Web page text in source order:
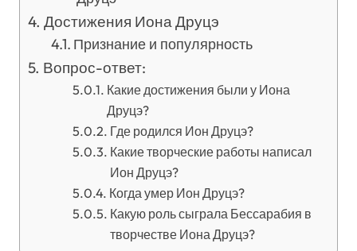
Достижения Иона Друцэ
Признание и популярность
Вопрос-ответ:
Какие достижения были у Иона
Друцэ?
Где родился Ион Друцэ?
Какие творческие работы написал
Ион Друцэ?
Когда умер Ион Друцэ?
Какую роль сыграла Бессарабия в
творчестве Иона Друцэ?